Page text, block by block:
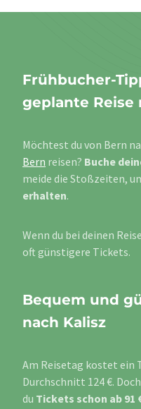
Frühbucher-
geplante Reise
Möchtest du von Bern
Bern reisen? Buche
meide die Stoßzeiten,
erhalten.
Wenn du bei deinen
oft günstigere Tickets.
Bequem und
nach Kalisz
Am Reisetag kostet ein
Durchschnitt 124 €.
du Tickets schon ab 91